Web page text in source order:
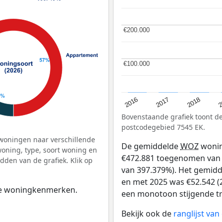
naar verschillende
type, soort woning en
van de grafiek. Klik op
woningkenmerken.
2016 2017 2018
€100.000
€100.000
€200.000
€200.000
Bovenstaande grafiek toont
postcodegebied 7545 EK.
De gemiddeldeWOZ
€472.881 toegenomen
van 397.379%). Het
en met 2025 was €52.542
een monotoon stijgende
Bekijk ook de ranglijst